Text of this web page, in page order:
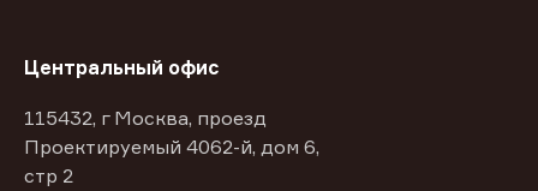
Центральный офис
115432, г Москва, проезд
Проектируемый 4062-й, дом 6,
стр 2